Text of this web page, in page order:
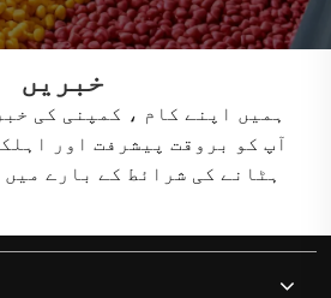
خبریں
ہمیں اپنے کام ، کمپنی کی
آپ کو بروقت پیشرفت اور
ہٹانے کی شرائط کے بارے